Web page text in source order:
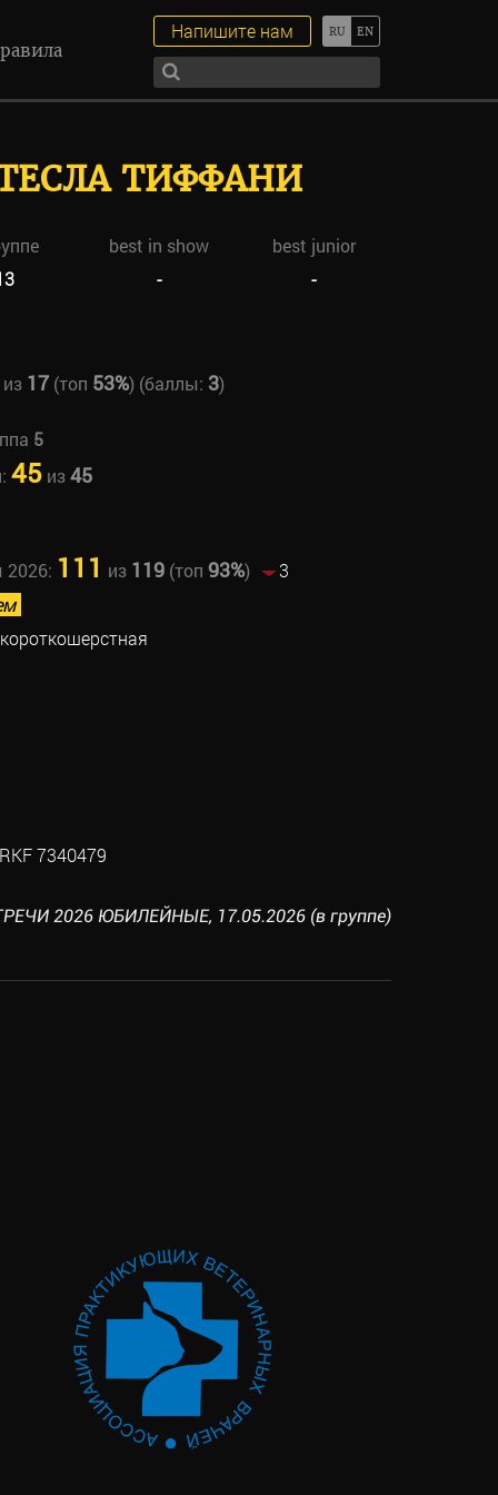
Напишите нам
ТИФФАНИ
best in show
best junior
- -
17(топ 53%) (баллы: 3)
5
45из45
2026: 111 из 119(топ 93%)
3
7340479
2026 ЮБИЛЕЙНЫЕ, 17.05.2026 (в группе)